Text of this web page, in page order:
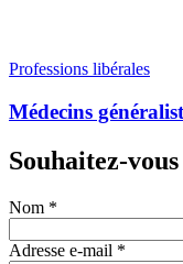
Professions libérales
Médecins
Souhaitez-
Nom *
Adresse e-mail *